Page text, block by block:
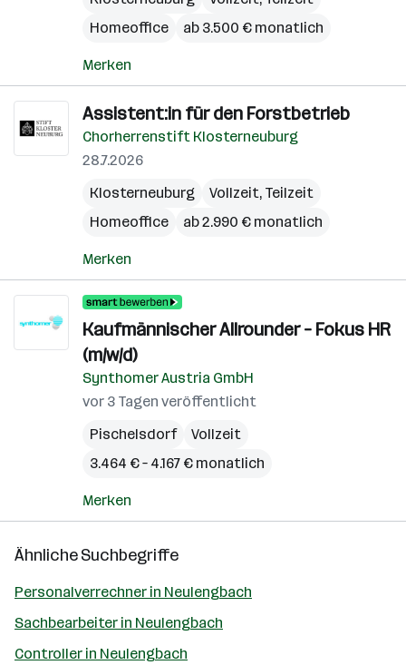
Homeoffice
ab 3.500 € monatlich
Merken
Assistent:in für den Forstbetrieb
Chorherrenstift Klosterneuburg
28.7.2026
Klosterneuburg
Vollzeit, Teilzeit
Homeoffice
ab 2.990 € monatlich
Merken
Kaufmännischer Allrounder – Fokus HR
(m/w/d)
Synthomer Austria GmbH
vor 3 Tagen veröffentlicht
Pischelsdorf
Vollzeit
3.464 € – 4.167 € monatlich
Merken
Ähnliche Suchbegriffe
Personalverrechner in Neulengbach
Sachbearbeiter in Neulengbach
Controller in Neulengbach